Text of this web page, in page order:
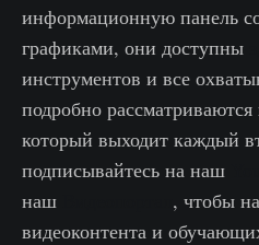
информационную панель
графиками, они доступны
инструментов и все
подробно
который выходит каждый
подписывайтесь на наш
наш
, чтобы
видеоконтента и